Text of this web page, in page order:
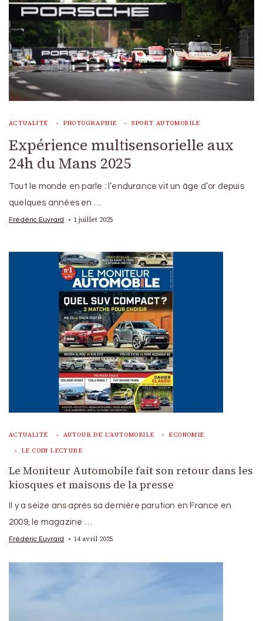
ACTUALITÉ PHOTOGRAPHIE SPORT AUTOMOBILE
Expérience multisensorielle aux
24h du Mans 2025
Tout le monde en parle : l’endurance vit un âge d’or depuis
quelques années en …
Frédéric Euvrard 1 juillet 2025
ACTUALITÉ AUTOUR DE L'AUTOMOBILE ECONOMIE
LE COIN LECTURE
Le Moniteur Automobile fait son retour dans les
kiosques et maisons de la presse
Il y a seize ans après sa dernière parution en France en
2009, le magazine …
Frédéric Euvrard 14 avril 2025